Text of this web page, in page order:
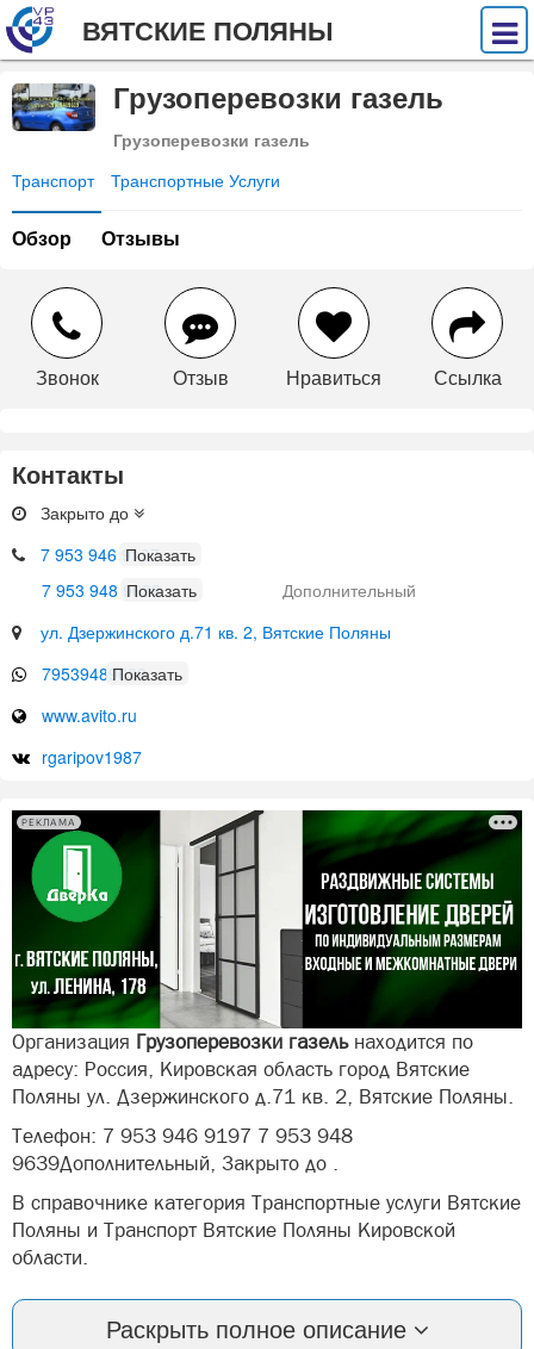
ВЯТСКИЕ ПОЛЯНЫ
Грузоперевозки газель
Грузоперевозки газель
Транспорт Транспортные Услуги
Обзор Отзывы
Звонок Отзыв Нравиться Ссылка
Контакты
Закрыто до
7 953 946 9197
7 953 948 9639
Дополнительный
ул. Дзержинского д.71 кв. 2, Вятские Поляны
79539489639
www.avito.ru
rgaripov1987
РЕКЛАМА
Организация Грузоперевозки газельнаходится по
адресу: Россия, Кировская область город Вятские
Поляны ул. Дзержинского д.71 кв. 2, Вятские Поляны.
Телефон: 7 953 946 9197 7 953 948
9639Дополнительный, Закрыто до .
В справочнике категория Транспортные услуги Вятские
Поляны и Транспорт Вятские Поляны Кировской
области.
Вы можете оставить отзыв или оценить компанию:
Грузоперевозки газель Вятские Поляны.
Раскрыть полное описание